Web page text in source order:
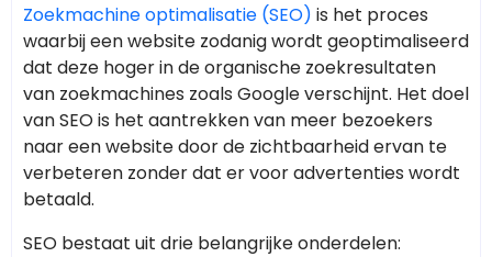
Zoekmachine optimalisatie (SEO) is het proces
waarbij een website zodanig wordt geoptimaliseerd
dat deze hoger in de organische zoekresultaten
van zoekmachines zoals Google verschijnt. Het doel
van SEO is het aantrekken van meer bezoekers
naar een website door de zichtbaarheid ervan te
verbeteren zonder dat er voor advertenties wordt
betaald.
SEO bestaat uit drie belangrijke onderdelen: